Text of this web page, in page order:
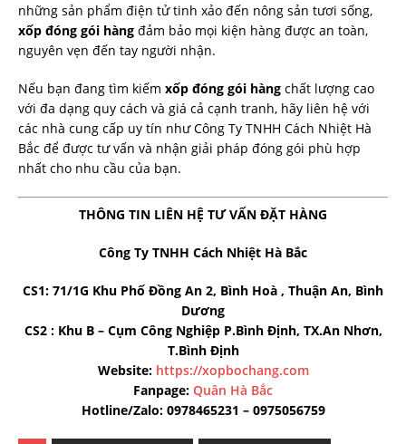
những sản phẩm điện tử tinh xảo đến nông sản tươi sống,
xốp đóng gói hàng đảm bảo mọi kiện hàng được an toàn,
nguyên vẹn đến tay người nhận.
Nếu bạn đang tìm kiếm xốp đóng gói hàng chất lượng cao
với đa dạng quy cách và giá cả cạnh tranh, hãy liên hệ với
các nhà cung cấp uy tín như Công Ty TNHH Cách Nhiệt Hà
Bắc để được tư vấn và nhận giải pháp đóng gói phù hợp
nhất cho nhu cầu của bạn.
THÔNG TIN LIÊN HỆ TƯ VẤN ĐẶT HÀNG
Công Ty TNHH Cách Nhiệt Hà Bắc
CS1: 71/1G Khu Phố Đồng An 2, Bình Hoà , Thuận An, Bình
Dương
CS2 : Khu B – Cụm Công Nghiệp P.Bình Định, TX.An Nhơn,
T.Bình Định
Website: https://xopbochang.com
Fanpage: Quân Hà Bắc
Hotline/Zalo: 0978465231 – 0975056759